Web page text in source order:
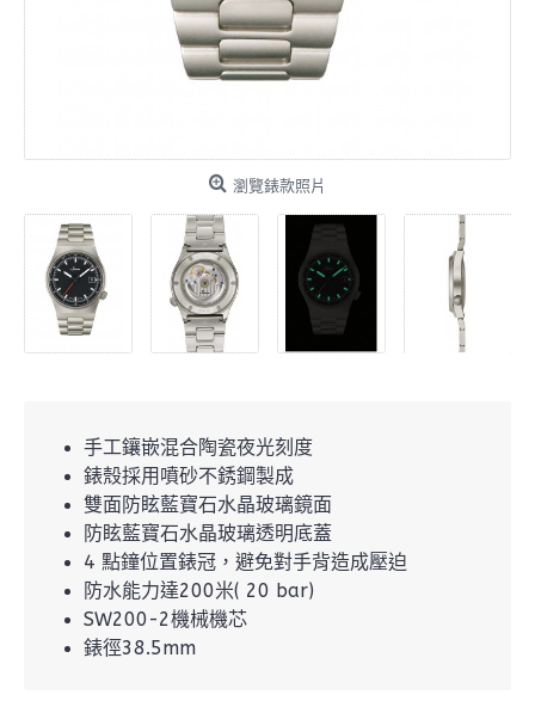
瀏覽錶款照片
手工鑲嵌混合陶瓷夜光刻度
錶殼採用噴砂不銹鋼製成
雙面防眩藍寶石水晶玻璃鏡面
防眩藍寶石水晶玻璃透明底蓋
4 點鐘位置錶冠，避免對手背造成壓迫
防水能力達200米( 20 bar)
SW200-2機械機芯
錶徑38.5mm